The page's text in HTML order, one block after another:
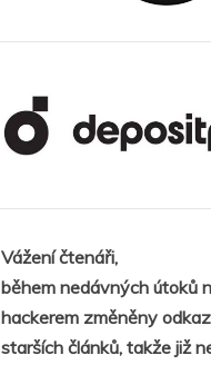
Vážení čtenáři,
během nedávných útoků
hackerem změněny
starších článků, takže již